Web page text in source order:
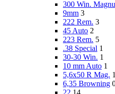
300 Win.
9mm 3
222 Rem. 3
45 Auto 2
223 Rem. 5
.38 Special 1
30-30 Win. 1
10 mm Auto 1
5,6x50 R Mag. 1
6,35 Browning